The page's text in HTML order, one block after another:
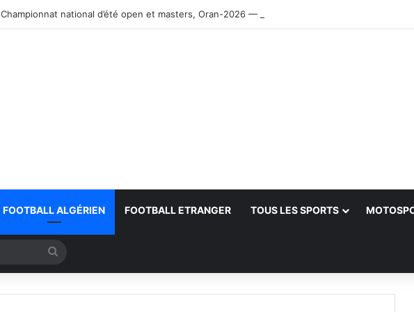
Championnat national d’été open et masters, Oran-2026 — Le CRB s’adjuge le titre
FOOTBALL ALGÉRIEN FOOTBALL ETRANGER TOUS LES SPORTS